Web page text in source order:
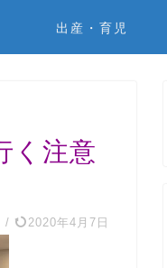
出産・育児
く注意
/ 2020年4月7日